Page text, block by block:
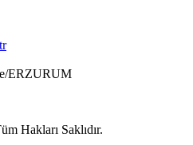
ERZURUM
Hakları Saklıdır.